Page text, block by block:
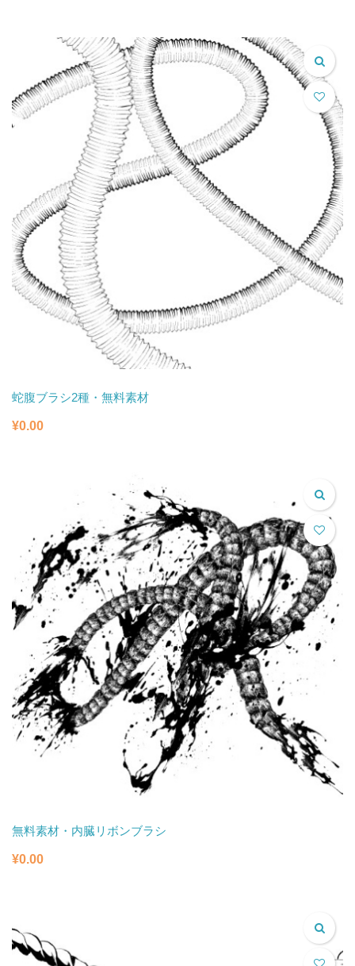
蛇腹ブラシ2種・無料素材
¥0.00
無料素材・内臓リボンブラシ
¥0.00